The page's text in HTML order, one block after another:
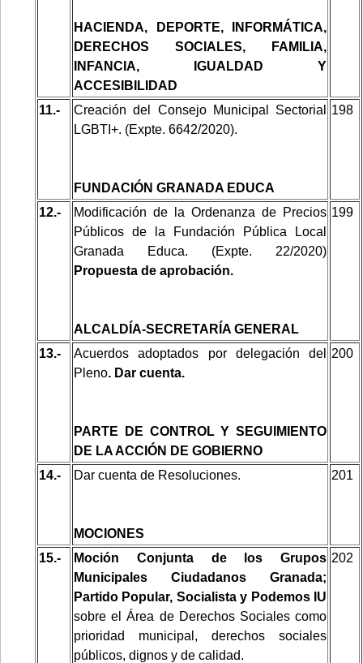
HACIENDA, DEPORTE, INFORMÁTICA,
DERECHOS SOCIALES, FAMILIA,
INFANCIA, IGUALDAD Y
ACCESIBILIDAD
11.-
Creación del Consejo Municipal Sectorial
LGBTI+. (Expte. 6642/2020).
FUNDACIÓN GRANADA EDUCA
198
12.-
Modificación de la Ordenanza de Precios
Públicos de la Fundación Pública Local
Granada Educa. (Expte. 22/2020)
Propuesta de aprobación.
ALCALDÍA-SECRETARÍA GENERAL
199
13.-
Acuerdos adoptados por delegación del
Pleno. Dar cuenta.
PARTE DE CONTROL Y SEGUIMIENTO
DE LA ACCIÓN DE GOBIERNO
200
14.- Dar cuenta de Resoluciones.
MOCIONES
201
15.-
Moción Conjunta de los Grupos
Municipales Ciudadanos Granada;
Partido Popular, Socialista y Podemos IU
sobre el Área de Derechos Sociales como
prioridad municipal, derechos sociales
públicos, dignos y de calidad.
202